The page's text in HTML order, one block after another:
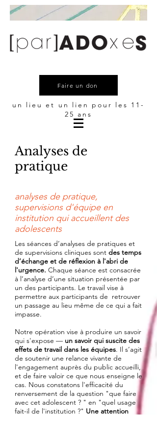
Faire un don
un lieu et un lien pour les 11-
25 ans
Analyses de
pratique
analyses de pratique,
supervisions d'équipe en
institution qui accueillent des
adolescents
Les séances d’analyses de pratiques et
de supervisions cliniques sont des temps
d’échange et de réflexion à l'abri de
l'urgence. Chaque séance est consacrée
à l’analyse d’une situation présentée par
un des participants. Le travail vise à
permettre aux participants de retrouver
un passage au lieu même de ce qui a fait
impasse.
Notre opération vise à produire un savoir
qui s'expose — un savoir qui suscite des
effets de travail dans les équipes. Il s’agit
de soutenir une relance vivante de
l'engagement auprès du public accueilli,
et de faire valoir ce que nous enseigne le
cas. Nous constatons l'efficacité du
renversement de la question "que faire
avec cet adolescent ? " en "quel usage
fait-il de l'institution ?" Une attention